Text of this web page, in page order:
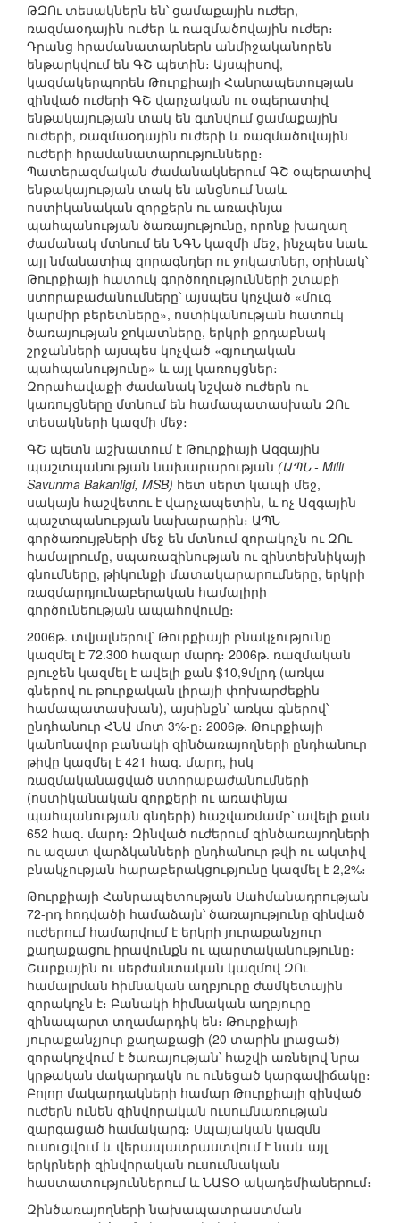
ԹԶՈւ տեսակներն են՝ ցամաքային ուժեր,
ռազմաօդային ուժեր և ռազմածովային ուժեր։
Դրանց հրամանատարներն անմիջականորեն
ենթարկվում են ԳՇ պետին։ Այսպիսով,
կազմակերպորեն Թուրքիայի Հանրապետության
զինված ուժերի ԳՇ վարչական ու օպերատիվ
ենթակայության տակ են գտնվում ցամաքային
ուժերի, ռազմաօդային ուժերի և ռազմածովային
ուժերի հրամանատարությունները։
Պատերազմական ժամանակներում ԳՇ օպերատիվ
ենթակայության տակ են անցնում նաև
ոստիկանական զորքերն ու առափնյա
պահպանության ծառայությունը, որոնք խաղաղ
ժամանակ մտնում են ՆԳՆ կազմի մեջ, ինչպես նաև
այլ նմանատիպ զորագնդեր ու ջոկատներ, օրինակ՝
Թուրքիայի հատուկ գործողությունների շտաբի
ստորաբաժանումները՝ այսպես կոչված «մուգ
կարմիր բերետները», ոստիկանության հատուկ
ծառայության ջոկատները, երկրի քրդաբնակ
շրջանների այսպես կոչված «գյուղական
պահպանությունը» և այլ կառույցներ։
Զորահավաքի ժամանակ նշված ուժերն ու
կառույցները մտնում են համապատասխան ԶՈւ
տեսակների կազմի մեջ։
ԳՇ պետն աշխատում է Թուրքիայի Ազգային
պաշտպանության նախարարության (ԱՊՆ - Milli
Savunma Bakanligi, MSB) հետ սերտ կապի մեջ,
սակայն հաշվետու է վարչապետին, և ոչ Ազգային
պաշտպանության նախարարին։ ԱՊՆ
գործառույթների մեջ են մտնում զորակոչն ու ԶՈւ
համալրումը, սպառազինության ու զինտեխնիկայի
գնումները, թիկունքի մատակարարումները, երկրի
ռազմարդյունաբերական համալիրի
գործունեության ապահովումը։
2006թ. տվյալներով՝ Թուրքիայի բնակչությունը
կազմել է 72.300 հազար մարդ։ 2006թ. ռազմական
բյուջեն կազմել է ավելի քան $10,9մլրդ (առկա
գներով ու թուրքական լիրայի փոխարժեքին
համապատասխան), այսինքն՝ առկա գներով՝
ընդհանուր ՀՆԱ մոտ 3%-ը։ 2006թ. Թուրքիայի
կանոնավոր բանակի զինծառայողների ընդհանուր
թիվը կազմել է 421 հազ. մարդ, իսկ
ռազմականացված ստորաբաժանումների
(ոստիկանական զորքերի ու առափնյա
պահպանության գնդերի) հաշվառմամբ՝ ավելի քան
652 հազ. մարդ։ Զինված ուժերում զինծառայողների
ու ազատ վարձկանների ընդհանուր թվի ու ակտիվ
բնակչության հարաբերակցությունը կազմել է 2,2%։
Թուրքիայի Հանրապետության Սահմանադրության
72-րդ հոդվածի համաձայն՝ ծառայությունը զինված
ուժերում համարվում է երկրի յուրաքանչյուր
քաղաքացու իրավունքն ու պարտականությունը։
Շարքային ու սերժանտական կազմով ԶՈւ
համալրման հիմնական աղբյուրը ժամկետային
զորակոչն է։ Բանակի հիմնական աղբյուրը
զինապարտ տղամարդիկ են։ Թուրքիայի
յուրաքանչյուր քաղաքացի (20 տարին լրացած)
զորակոչվում է ծառայության՝ հաշվի առնելով նրա
կրթական մակարդակն ու ունեցած կարգավիճակը։
Բոլոր մակարդակների համար Թուրքիայի զինված
ուժերն ունեն զինվորական ուսումնառության
զարգացած համակարգ։ Սպայական կազմն
ուսուցվում և վերապատրաստվում է նաև այլ
երկրների զինվորական ուսումնական
հաստատություններում և ՆԱՏՕ ակադեմիաներում։
Զինծառայողների նախապատրաստման